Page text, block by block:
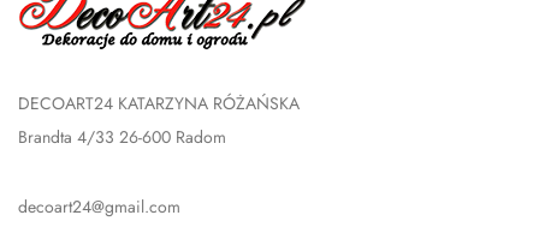
DECOART24 KATARZYNA RÓŻAŃSKA
Brandta 4/33 26-600 Radom
decoart24@gmail.com